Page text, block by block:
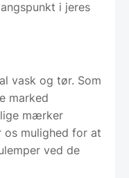
i jeres
vask og tør. Som
marked
mærker
os mulighed for at
ved de